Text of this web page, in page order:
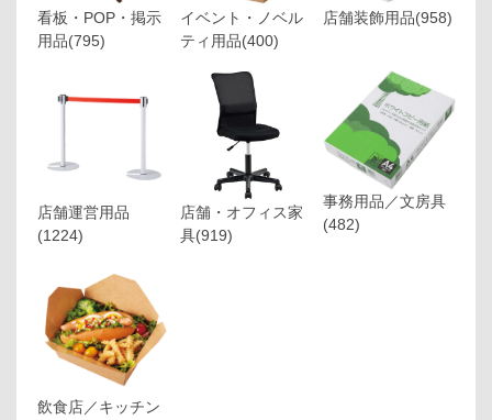
看板・POP・掲示
用品(795)
イベント・ノベル
ティ用品(400)
店舗装飾用品(958)
店舗運営用品
(1224)
店舗・オフィス家
具(919)
事務用品／文房具
(482)
飲食店／キッチン